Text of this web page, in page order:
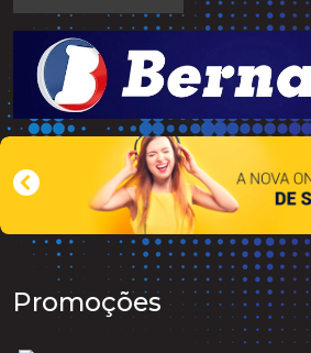
Promoções